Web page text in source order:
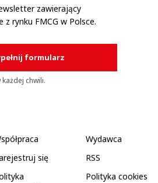
zawierający
rynku FMCG w Polsce.
formularz
chwili.
Wydawca
się
RSS
Polityka cookies